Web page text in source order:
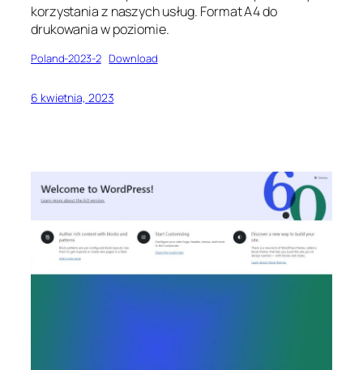
korzystania z naszych usług. Format A4 do
drukowania w poziomie.
Poland-2023-2 Download
6 kwietnia, 2023